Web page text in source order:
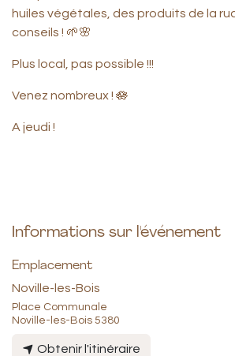
huiles végétales, des produits de la
conseils ! 🌱🌸
Plus local, pas possible !!!
Venez nombreux ! 🪷
A jeudi !
Informations sur l'événement
Emplacement
Noville-les-Bois
Place Communale
Noville-les-Bois 5380
Obtenir l'itinéraire